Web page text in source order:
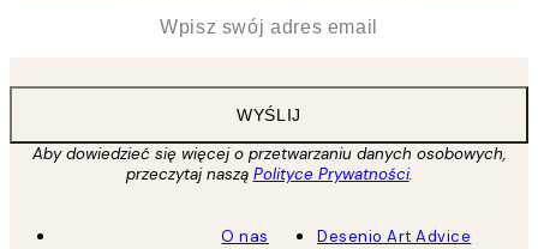
WYŚLIJ
Aby dowiedzieć się więcej o przetwarzaniu danych osobowych,
przeczytaj naszą Polityce Prywatności.
O nas
Desenio Art Advice